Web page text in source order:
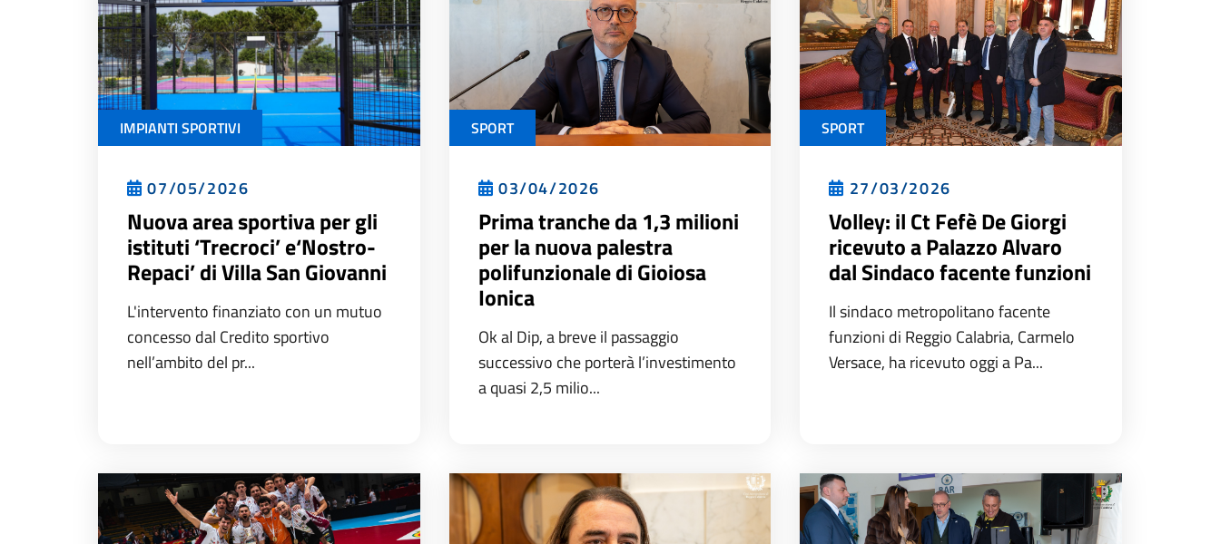
IMPIANTI SPORTIVI
07/05/2026
Nuova area sportiva per gli
istituti ‘Trecroci’ e‘Nostro-
Repaci’ di Villa San Giovanni
L'intervento finanziato con un mutuo
concesso dal Credito sportivo
nell’ambito del pr...
SPORT
03/04/2026
Prima tranche da 1,3 milioni
per la nuova palestra
polifunzionale di Gioiosa
Ionica
Ok al Dip, a breve il passaggio
successivo che porterà l’investimento
a quasi 2,5 milio...
SPORT
27/03/2026
Volley: il Ct Fefè De Giorgi
ricevuto a Palazzo Alvaro
dal Sindaco facente funzioni
Il sindaco metropolitano facente
funzioni di Reggio Calabria, Carmelo
Versace, ha ricevuto oggi a Pa...